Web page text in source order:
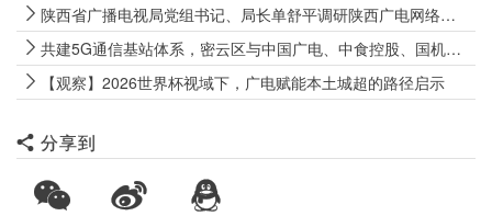
陕西省广播电视局党组书记、局长单舒平调研陕西广电网络电视“套娃”收费和操作复杂专项治理成效巩固工作
共建5G通信基站体系，密云区与中国广电、中食控股、国机数科签署战略合作协议
【观察】2026世界杯视域下，广电赋能本土城超的路径启示
分享到